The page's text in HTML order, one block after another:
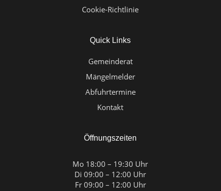
Cookie-Richtlinie
Quick Links
Gemeinderat
Mängelmelder
Abfuhrtermine
Kontakt
Öffnungszeiten
Mo 18:00 – 19:30 Uhr
Di 09:00 – 12:00 Uhr
Fr 09:00 – 12:00 Uhr